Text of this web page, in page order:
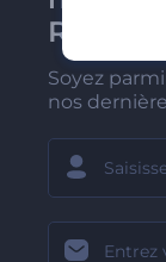
Soyez
nos